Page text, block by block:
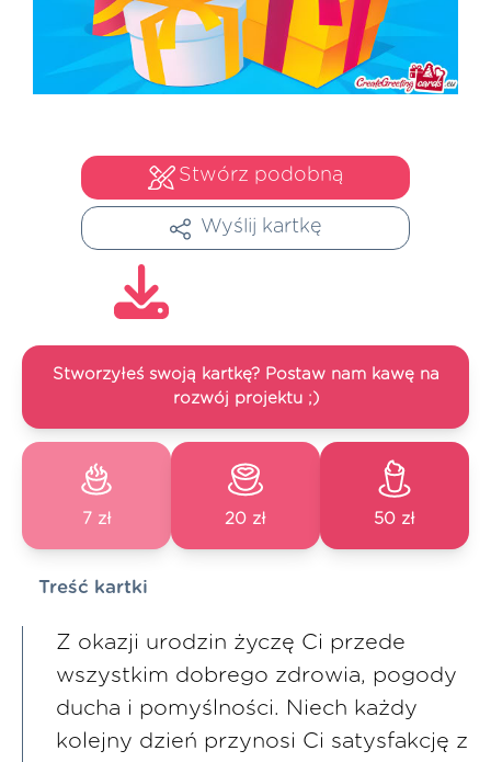
Stwórz podobną
Wyślij kartkę
Stworzyłeś swoją kartkę? Postaw nam kawę na
rozwój projektu ;)
7 zł 20 zł 50 zł
Treść kartki
Z okazji urodzin życzę Ci przede
wszystkim dobrego zdrowia, pogody
ducha i pomyślności. Niech każdy
kolejny dzień przynosi Ci satysfakcję z